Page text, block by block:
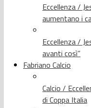
Eccellenza /
aumentano i
Eccellenza /
avanti così”
Fabriano Calcio
Calcio /
di Coppa Italia